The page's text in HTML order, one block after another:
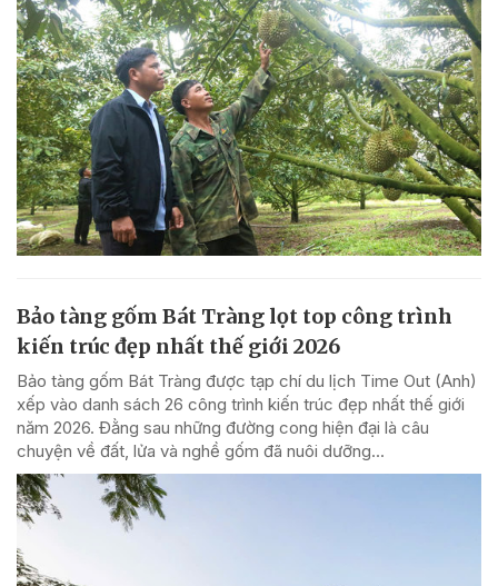
Bảo tàng gốm Bát Tràng lọt top công trình
kiến trúc đẹp nhất thế giới 2026
Bảo tàng gốm Bát Tràng được tạp chí du lịch Time Out (Anh)
xếp vào danh sách 26 công trình kiến trúc đẹp nhất thế giới
năm 2026. Đằng sau những đường cong hiện đại là câu
chuyện về đất, lửa và nghề gốm đã nuôi dưỡng...